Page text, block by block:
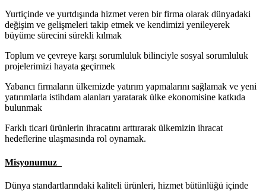
Yurtiçinde ve yurtdışında hizmet veren bir firma olarak dünyadaki
değişim ve gelişmeleri takip etmek ve kendimizi yenileyerek
büyüme sürecini sürekli kılmak
Toplum ve çevreye karşı sorumluluk bilinciyle sosyal sorumluluk
projelerimizi hayata geçirmek
Yabancı firmaların ülkemizde yatırım yapmalarını sağlamak ve yeni
yatırımlarla istihdam alanları yaratarak ülke ekonomisine katkıda
bulunmak
Farklı ticari ürünlerin ihracatını arttırarak ülkemizin ihracat
hedeflerine ulaşmasında rol oynamak.
Misyonumuz
Dünya standartlarındaki kaliteli ürünleri, hizmet bütünlüğü içinde